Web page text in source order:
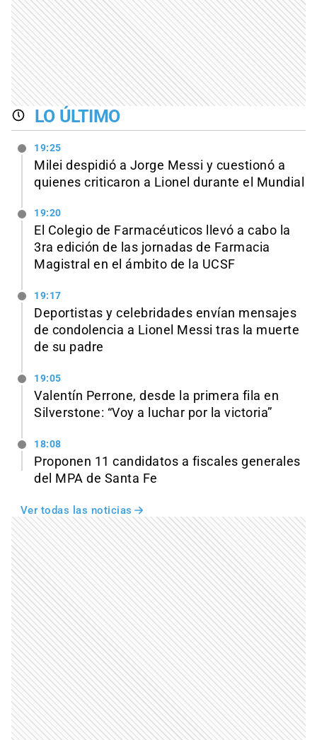
LO ÚLTIMO
19:25
Milei despidió a Jorge Messi y cuestionó a
quienes criticaron a Lionel durante el Mundial
19:20
El Colegio de Farmacéuticos llevó a cabo la
3ra edición de las jornadas de Farmacia
Magistral en el ámbito de la UCSF
19:17
Deportistas y celebridades envían mensajes
de condolencia a Lionel Messi tras la muerte
de su padre
19:05
Valentín Perrone, desde la primera fila en
Silverstone: “Voy a luchar por la victoria”
18:08
Proponen 11 candidatos a fiscales generales
del MPA de Santa Fe
Ver todas las noticias